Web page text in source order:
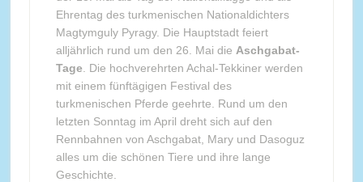
Ehrentag des turkmenischen Nationaldichters
Magtymguly Pyragy. Die Hauptstadt feiert
alljährlich rund um den 26. Mai die Aschgabat-
Tage . Die hochverehrten Achal-Tekkiner werden
mit einem fünftägigen Festival des
turkmenischen Pferde geehrte. Rund um den
letzten Sonntag im April dreht sich auf den
Rennbahnen von Aschgabat, Mary und Dasoguz
alles um die schönen Tiere und ihre lange
Geschichte.